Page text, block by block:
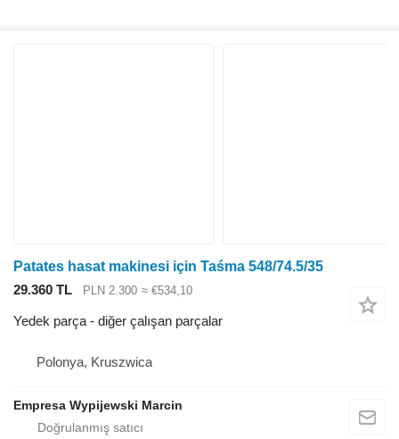
Patates hasat makinesi için Taśma 548/74.5/35
29.360 TL
PLN 2.300 ≈ €534,10
Yedek parça - diğer çalışan parçalar
Polonya, Kruszwica
Empresa Wypijewski Marcin